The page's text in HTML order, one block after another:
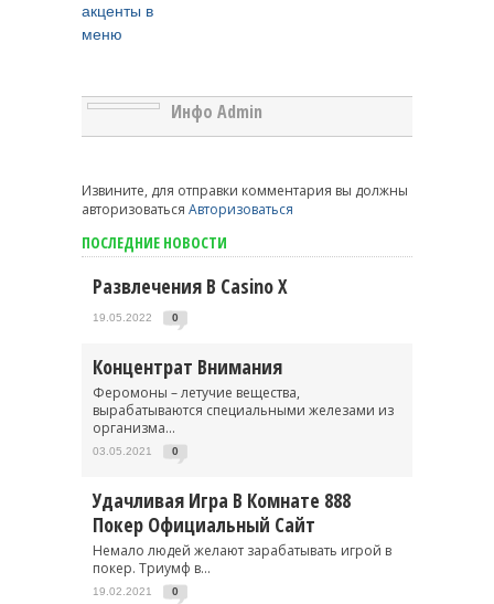
акценты в
меню
Инфо Admin
Извините, для отправки комментария вы должны
авторизоваться Авторизоваться
ПОСЛЕДНИЕ НОВОСТИ
Развлечения В Casino X
19.05.2022 0
Концентрат Внимания
Феромоны – летучие вещества,
вырабатываются специальными железами из
организма...
03.05.2021 0
Удачливая Игра В Комнате 888
Покер Официальный Сайт
Немало людей желают зарабатывать игрой в
покер. Триумф в...
19.02.2021 0